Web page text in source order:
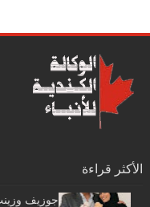
الأكثر قراءة
جوزيف